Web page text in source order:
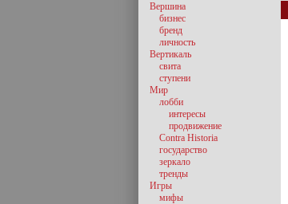
Вершина
бизнес
бренд
личность
Вертикаль
свита
ступени
Мир
лобби
интересы
продвижение
Contra Historia
государство
зеркало
тренды
Игры
мифы